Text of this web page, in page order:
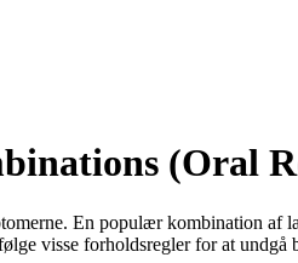
(Oral
En populær kombination af
visse forholdsregler for at